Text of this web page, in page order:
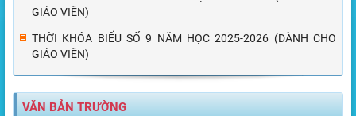
GIÁO VIÊN)
THỜI KHÓA BIỂU SỐ 9 NĂM HỌC 2025-2026 (DÀNH CHO
GIÁO VIÊN)
VĂN BẢN TRƯỜNG